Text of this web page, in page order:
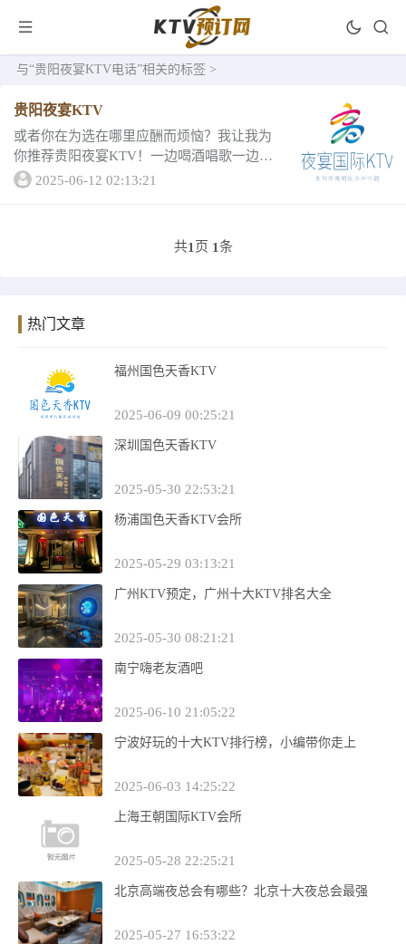
与“贵阳夜宴KTV电话”相关的标签 >
贵阳夜宴KTV
或者你在为选在哪里应酬而烦恼？我让我为
你推荐贵阳夜宴KTV！一边喝酒唱歌一边将
工作做好，两全齐美不是吗？贵阳夜宴KT
2025-06-12 02:13:21
共1 页 1条
热门文章
福州国色天香KTV
2025-06-09 00:25:21
深圳国色天香KTV
2025-05-30 22:53:21
杨浦国色天香KTV会所
2025-05-29 03:13:21
广州KTV预定，广州十大KTV排名大全
2025-05-30 08:21:21
南宁嗨老友酒吧
2025-06-10 21:05:22
宁波好玩的十大KTV排行榜，小编带你走上
2025-06-03 14:25:22
上海王朝国际KTV会所
2025-05-28 22:25:21
北京高端夜总会有哪些？北京十大夜总会最强
2025-05-27 16:53:22